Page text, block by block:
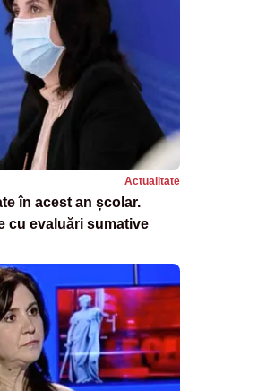
Actualitate
în acest an școlar.
cu evaluări sumative